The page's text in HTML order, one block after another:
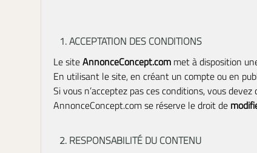
1. ACCEPTATION DES CONDITIONS
Le siteAnnonceConcept.com met à disposition
En utilisant le site, en créant un compte ou en
Si vous n’acceptez pas ces conditions, vous
AnnonceConcept.com se réserve le droit de
2. RESPONSABILITÉ DU CONTENU